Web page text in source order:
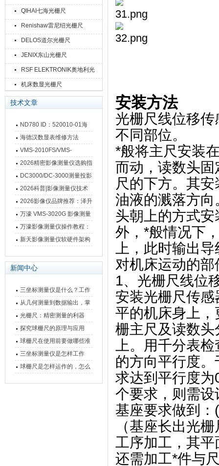
QIHAI七海光栅尺
Renishaw雷尼绍光栅尺
DELOS道尔光栅尺
JENIX东山光栅尺
RSF ELEKTRONIK奥地利光
栅尺
机床数显光栅尺
技术文章
ND780 ID：520010-01海
德汉数显表故障维修内容
海德汉数显表维修方法
VMS-2010FS/VMS-
3020FS/VMS-4030FS手动
影像测量仪技术参数
2026精密影像测量仪选购指
南 靠谱品牌一站式选型推荐
DC3000/DC-3000测量投影
仪万濠数据处理器数显表故
障维修方法
2026科普|影像测量仪技术
原理、分类及选型应用
2026影像仪品牌推荐：泽升
影像测量仪选型指南
万濠 VMS-3020G 影像测量
仪技术规格与应用解析
万濠影像测量仪操作教程：
从开机到出报告，新手也能
新天影像测量仪软硬件架构
新闻中心
三坐标测量仪是什么？工作
原理、分类与核心功能一次
讲清
从几何测量到数据输出，掌
握万濠影像测量仪的六大核
心能力
光栅尺：精密测量的利器
探究球栅尺的原理与应用
球栅尺在使用前要做哪些准
备工作？
三坐标测量仪是怎样工作
的，功能有什么优势？
球栅尺是怎样运作的，怎么
安装方法
光栅尺线位移
不同部位。
*般将主尺安装
而动，读数头
尺的下方。其
油液的溅落方
头朝上的方式
外，*般情况下
上，此时输出
对机床运动的
1、光栅尺线位
安装光栅尺传
平的机床身上
栅主尺及读数
上。用千分表
的方向平行度
求达到平行度
个要求，则需
基座要求做到
（基座长出光
工序加工，其
还需加工*件与